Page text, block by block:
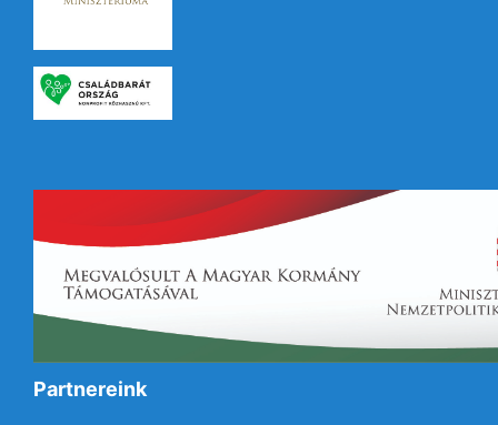
Partnereink